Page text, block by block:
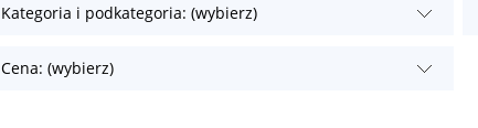
Kategoria i podkategoria: (wybierz)
Cena: (wybierz)